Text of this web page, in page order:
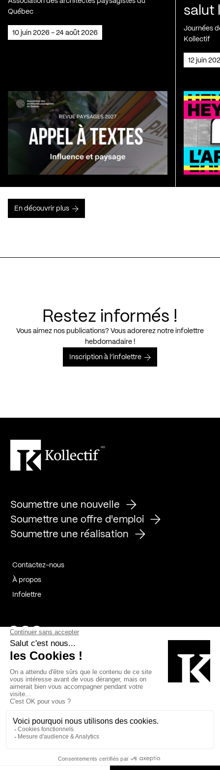
Québec
10 juin 2026 - 24 août 2026
salut
Journées
Kollectif
12 juin
En découvrir plus
Restez informés !
Vous aimez nos publications? Vous adorerez notre infolettre
hebdomadaire !
Inscription à l’infolettre
Soumettre une nouvelle
Soumettre une offre d'emploi
Soumettre une réalisation
Contactez-nous
À propos
Infolettre
Page Facebook de Kollectif
Page Instagram de Kollectif
Page Linkedin de Kollectif
Bâtiment-Durable-Québec-1
Esquisses-1IRAC-1
MP-1 v2com-1
Cookies